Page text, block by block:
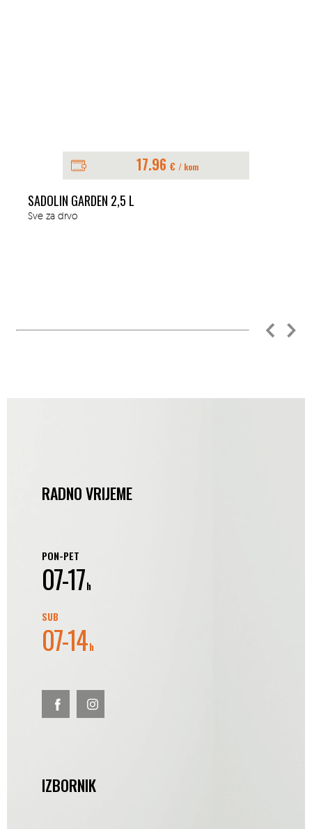
17.96 € / kom
SADOLIN GARDEN 2,5 L
Sve za drvo
RADNO VRIJEME
PON-PET
07-17h
SUB
07-14h
IZBORNIK